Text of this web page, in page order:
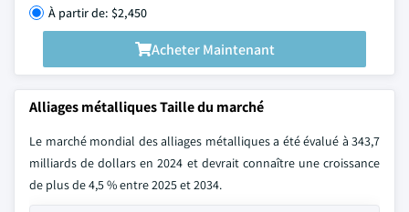
À partir de: $2,450
Acheter Maintenant
Alliages métalliques Taille du marché
Le marché mondial des alliages métalliques a été évalué à 343,7
milliards de dollars en 2024 et devrait connaître une croissance
de plus de 4,5 % entre 2025 et 2034.